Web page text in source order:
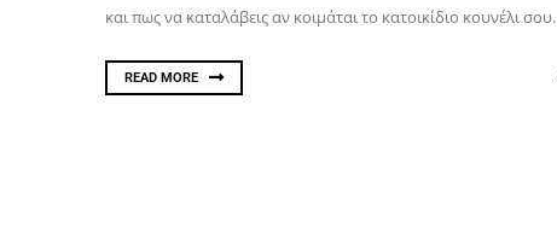
και πως να καταλάβεις αν κοιμάται το κατοικίδιο κουνέλι σου.
READ MORE